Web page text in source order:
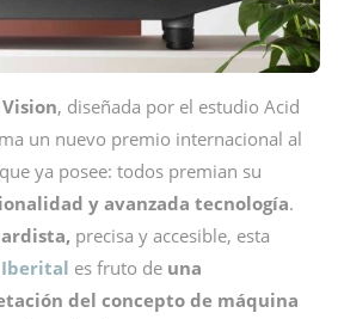
, diseñada por el estudio Acid
un nuevo premio internacional al
ya posee: todos premian su
y avanzada tecnología.
precisa y accesible, esta
Iberital es fruto de una
del concepto de máquina